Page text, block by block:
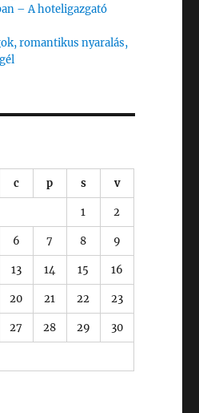
– A hoteligazgató
romantikus nyaralás,
c p s v
1 2
6 7 8 9
13 14 15 16
20 21 22 23
27 28 29 30